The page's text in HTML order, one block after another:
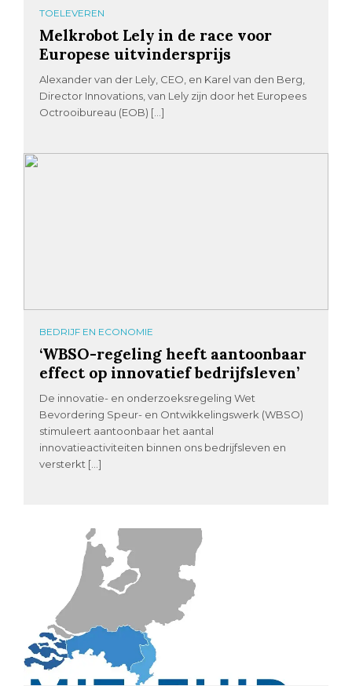
TOELEVEREN
Melkrobot Lely in de race voor
Europese uitvindersprijs
Alexander van der Lely, CEO, en Karel van den Berg,
Director Innovations, van Lely zijn door het Europees
Octrooibureau (EOB) […]
BEDRIJF EN ECONOMIE
‘WBSO-regeling heeft aantoonbaar
effect op innovatief bedrijfsleven’
De innovatie- en onderzoeksregeling Wet
Bevordering Speur- en Ontwikkelingswerk (WBSO)
stimuleert aantoonbaar het aantal
innovatieactiviteiten binnen ons bedrijfsleven en
versterkt […]